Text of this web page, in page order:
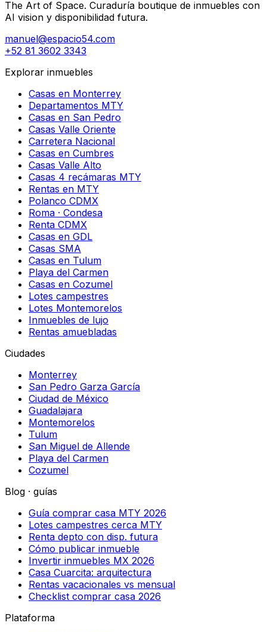
The Art of Space. Curaduría boutique de inmuebles con
AI vision y disponibilidad futura.
manuel@espacio54.com
+52 81 3602 3343
Explorar inmuebles
Casas en Monterrey
Departamentos MTY
Casas en San Pedro
Casas Valle Oriente
Carretera Nacional
Casas en Cumbres
Casas Valle Alto
Casas 4 recámaras MTY
Rentas en MTY
Polanco CDMX
Roma · Condesa
Renta CDMX
Casas en GDL
Casas SMA
Casas en Tulum
Playa del Carmen
Casas en Cozumel
Lotes campestres
Lotes Montemorelos
Inmuebles de lujo
Rentas amuebladas
Ciudades
Monterrey
San Pedro Garza García
Ciudad de México
Guadalajara
Montemorelos
Tulum
San Miguel de Allende
Playa del Carmen
Cozumel
Blog · guías
Guía comprar casa MTY 2026
Lotes campestres cerca MTY
Renta depto con disp. futura
Cómo publicar inmueble
Invertir inmuebles MX 2026
Casa Cuarcita: arquitectura
Rentas vacacionales vs mensual
Checklist comprar casa 2026
Plataforma